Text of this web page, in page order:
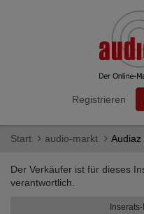
Registrieren
Start audio-markt Audiaz
Der Verkäufer ist für dieses
verantwortlich.